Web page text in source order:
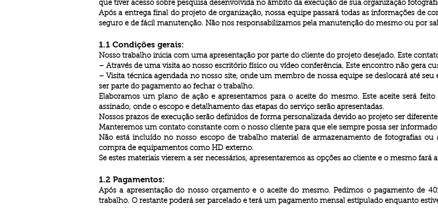
que tiver acesso sobre pesquisa desenvolvida no âmbito da execução de sua organização
Após a entrega final do projeto de organização, nossa equipe passará todas as informações de
seguro e de fácil manutenção. Não nos responsabilizamos pela manutenção do mesmo ou por
1.1 Condições gerais:
Nosso trabalho inicia com uma apresentação por parte do cliente do projeto desejado. Este
– Através de uma visita ao nosso escritório físico ou vídeo conferência. Este encontro não gera
– Visita técnica agendada no nosso site, onde um membro de nossa equipe se deslocará até
ser parte do pagamento ao fechar o trabalho.
Elaboramos um plano de ação e apresentamos para o aceite do mesmo. Este aceite será
assinado, onde o escopo e detalhamento das etapas do serviço serão apresentadas.
Nossos prazos de execução serão definidos de forma personalizada devido ao projeto ser
Manteremos um contato constante com o nosso cliente para que ele sempre possa ser informado
Não está incluído no nosso escopo de trabalho material de armazenamento de fotografias
compra de equipamentos como HD externo.
Se estes materiais vierem a ser necessários, apresentaremos as opções ao cliente e o mesmo
1.2 Pagamentos:
Após a apresentação do nosso orçamento e o aceite do mesmo. Pedimos o pagamento de
trabalho. O restante poderá ser parcelado e terá um pagamento mensal estipulado enquanto